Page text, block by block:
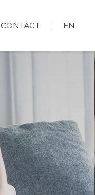
CONTACT EN